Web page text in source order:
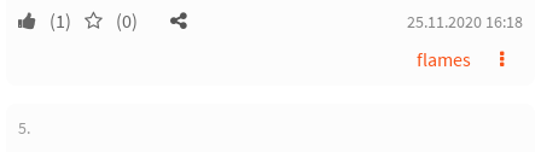
(1) (0) 25.11.2020 16:18
flames
5.